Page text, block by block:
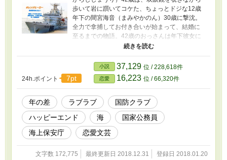
歩いて岩に躓いてコケた、ちょっとドジな12歳
年下の間宮海音（まみやかのん）30歳に撃沈。
全力で拿捕してお付き合いが始まって、結婚に
至るまでの物語。42歳のおっさんは年下彼女に
メロメロで、職務で養った体力と精神力で愛し
まくる、ちょっと暑苦しいかもしれないお話。
海上保安庁の保安官は海も女も護ります。
「海の男をナメんなよ！！」 ※ムーンライトノ
ベルズで連載した二つのシリーズを合体させま
した。 ※このお話にある機関、地名、人物像は
実在するものと一切関係ございません。 ※当物
語はフィクションです。 ※R18の予告は致しま
せん。
24h.ポイント 7pt
小説 37,129 位 / 228,618件
恋愛 16,223 位 / 66,320件
年の差 ラブラブ
国防クラブ
ハッピーエンド
海
国家公務員
海上保安庁
恋愛文芸
文字数 172,775 最終更新日 2018.12.31 登録日 2018.01.20